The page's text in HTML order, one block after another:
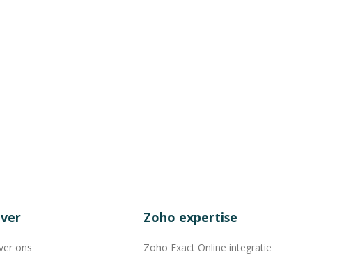
ons
Zoho expertise
Zoho Exact Online integratie